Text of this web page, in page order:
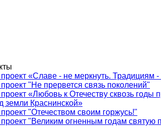
«Славе - не меркнуть. Традициям -
"Не прервется связь поколений"
«Любовь к Отечеству сквозь годы
земли Краснинской»
"Отечеством своим горжусь!"
"Великим огненным годам святую